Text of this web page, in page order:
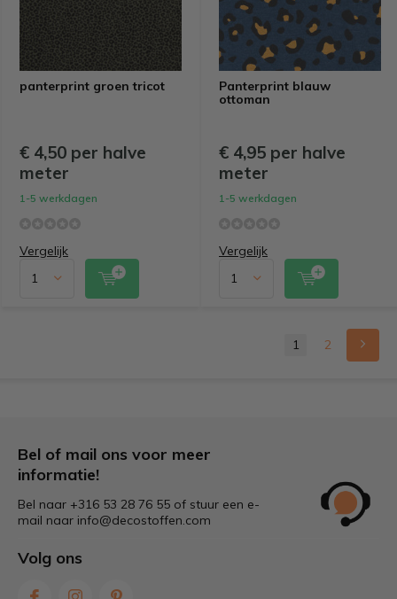
panterprint groen tricot
€ 4,50 per halve
meter
1-5 werkdagen
Vergelijk
Panterprint blauw
ottoman
€ 4,95 per halve
meter
1-5 werkdagen
Vergelijk
1 2
Bel of mail ons voor meer
informatie!
Bel naar +316 53 28 76 55 of stuur een e-
mail naar info@decostoffen.com
Volg ons